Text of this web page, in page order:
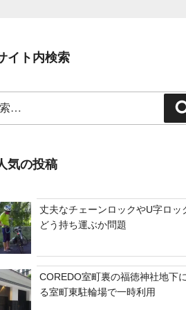
イト内検索
気の投稿
丈夫なチェーンロックやU字ロッ
どう持ち運ぶか問題
COREDO室町裏の福徳神社地下
る室町東駐輪場で一時利用